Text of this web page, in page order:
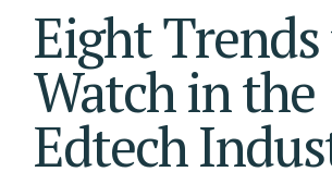
Eight
Watch in the
Edtech